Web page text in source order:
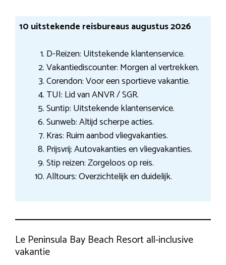
10 uitstekende reisbureaus augustus 2026
D-Reizen: Uitstekende klantenservice.
Vakantiediscounter: Morgen al vertrekken.
Corendon: Voor een sportieve vakantie.
TUI: Lid van ANVR / SGR.
Suntip: Uitstekende klantenservice.
Sunweb: Altijd scherpe acties.
Kras: Ruim aanbod vliegvakanties.
Prijsvrij: Autovakanties en vliegvakanties.
Stip reizen: Zorgeloos op reis.
Alltours: Overzichtelijk en duidelijk.
Le Peninsula Bay Beach Resort all-inclusive
vakantie